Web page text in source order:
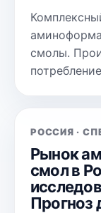
смолы.
РОССИЯ ·
Рынок
смол в
Прогноз